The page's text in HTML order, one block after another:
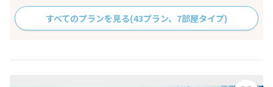
すべてのプランを見る(43プラン、7部屋タイプ)